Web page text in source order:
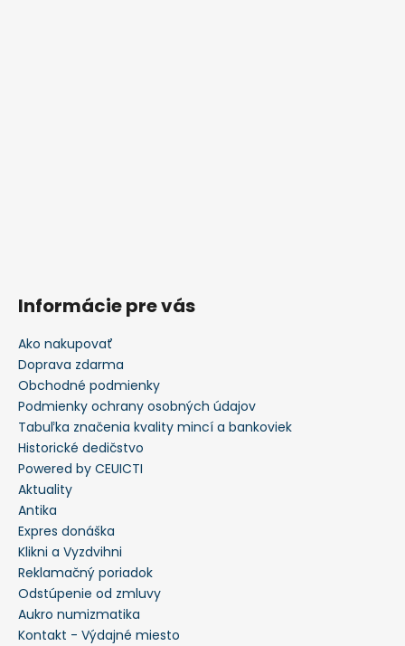
Informácie pre vás
Ako nakupovať
Doprava zdarma
Obchodné podmienky
Podmienky ochrany osobných údajov
Tabuľka značenia kvality mincí a bankoviek
Historické dedičstvo
Powered by CEUICTI
Aktuality
Antika
Expres donáška
Klikni a Vyzdvihni
Reklamačný poriadok
Odstúpenie od zmluvy
Aukro numizmatika
Kontakt - Výdajné miesto